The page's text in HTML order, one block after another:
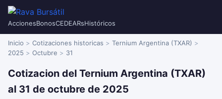
AccionesBonosCEDEARsHistóricos
Inicio Cotizaciones historicas
Ternium Argentina (TXAR)
2025
Octubre 31
Cotizacion del Ternium Argentina (TXAR)
al 31 de octubre de 2025